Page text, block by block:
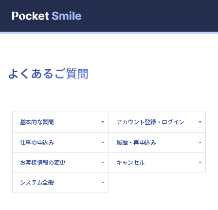
よくあるご質問
基本的な質問 アカウント登録・ログイン
仕事の申込み 履歴・再申込み
お客様情報の変更 キャンセル
システム全般